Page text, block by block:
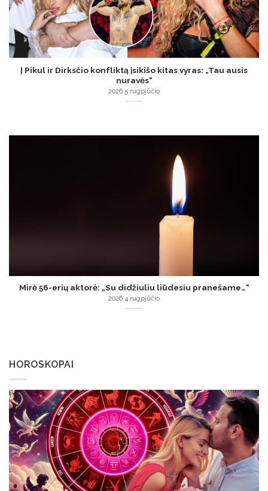
Į Pikul ir Dirksčio konfliktą įsikišo kitas vyras: „Tau ausis
nuravės“
2026 5 rugpjūčio
Mirė 56-erių aktorė: „Su didžiuliu liūdesiu pranešame…“
2026 4 rugpjūčio
HOROSKOPAI